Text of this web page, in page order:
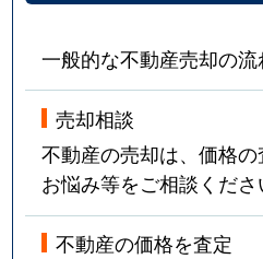
一般的な不動産売却の流
売却相談
不動産の売却は、価格の
お悩み等をご相談くださ
不動産の価格を査定